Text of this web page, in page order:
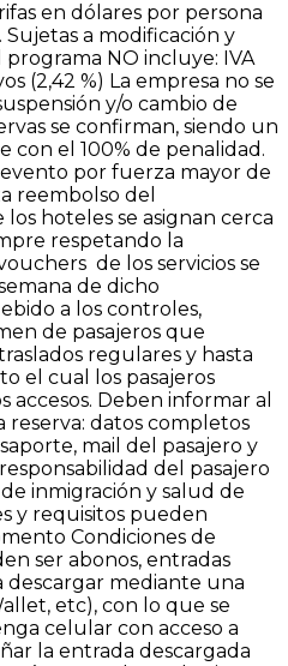
en dólares por persona
a modificación y
programa NO incluye: IVA
(2,42 %) La empresa no se
y/o cambio de
se confirman, siendo un
con el 100% de penalidad.
por fuerza mayor de
reembolso del
hoteles se asignan cerca
respetando la
de los servicios se
de dicho
a los controles,
de pasajeros que
regulares y hasta
el cual los pasajeros
accesos. Deben informar al
datos completos
mail del pasajero y
del pasajero
inmigración y salud de
y requisitos pueden
Condiciones de
ser abonos, entradas
descargar mediante una
etc), con lo que se
celular con acceso a
la entrada descargada